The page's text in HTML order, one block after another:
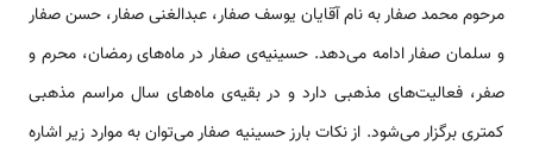
مرحوم محمد صفار به نام آقایان یوسف صفار، عبدالغنی صفار، حسن صفار
و سلمان صفار ادامه می‌دهد. حسینیه‌ی صفار در ماه‌های رمضان، محرم و
صفر، فعالیت‌های مذهبی دارد و در بقیه‌ی ماه‌های سال مراسم مذهبی
کمتری برگزار می‌شود. از نکات بارز حسینیه صفار می‌توان به موارد زیر اشاره